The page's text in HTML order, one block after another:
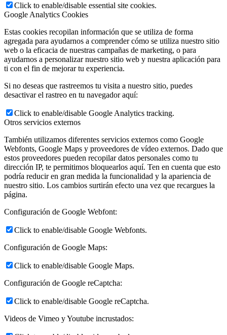
Click to enable/disable essential site cookies.
Google Analytics Cookies
Estas cookies recopilan información que se utiliza de forma
agregada para ayudarnos a comprender cómo se utiliza nuestro sitio
web o la eficacia de nuestras campañas de marketing, o para
ayudarnos a personalizar nuestro sitio web y nuestra aplicación para
ti con el fin de mejorar tu experiencia.
Si no deseas que rastreemos tu visita a nuestro sitio, puedes
desactivar el rastreo en tu navegador aquí:
Click to enable/disable Google Analytics tracking.
Otros servicios externos
También utilizamos diferentes servicios externos como Google
Webfonts, Google Maps y proveedores de vídeo externos. Dado que
estos proveedores pueden recopilar datos personales como tu
dirección IP, te permitimos bloquearlos aquí. Ten en cuenta que esto
podría reducir en gran medida la funcionalidad y la apariencia de
nuestro sitio. Los cambios surtirán efecto una vez que recargues la
página.
Configuración de Google Webfont:
Click to enable/disable Google Webfonts.
Configuración de Google Maps:
Click to enable/disable Google Maps.
Configuración de Google reCaptcha:
Click to enable/disable Google reCaptcha.
Videos de Vimeo y Youtube incrustados: